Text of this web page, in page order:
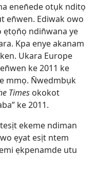
enen̄ede otụk nditọ
en̄wen. Ediwak owo
ẹtọn̄ọ ndin̄wana ye
Kpa enye akanam
Ukara Europe
ke 2011 ke
mmọ. N̄wedmbụk
Times okokot
ke 2011.
ekeme ndiman
ẹyat esịt ntem
ẹkpenamde utu